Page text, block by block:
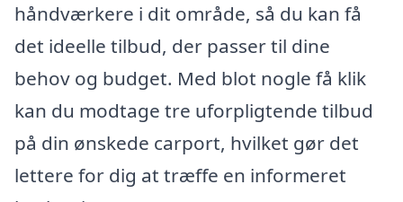
håndværkere i dit område, så du kan få
det ideelle tilbud, der passer til dine
behov og budget. Med blot nogle få klik
kan du modtage tre uforpligtende tilbud
på din ønskede carport, hvilket gør det
lettere for dig at træffe en informeret